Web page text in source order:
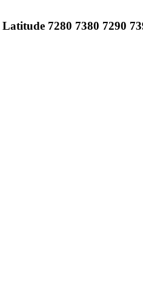
7280 7380 7290